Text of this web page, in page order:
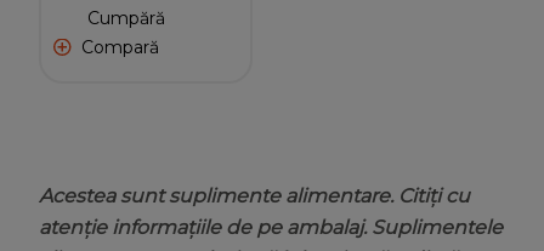
Cumpără
Compară
Acestea sunt suplimente alimentare. Citiţi cu
atenţie informaţiile de pe ambalaj. Suplimentele